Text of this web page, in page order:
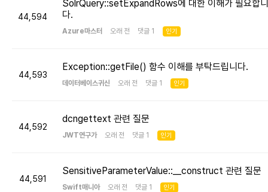
44,594
SolrQuery::setExpandRows에 대한 이해가 필요합니
다.
Azure마스터 오래 전 댓글 1 인기
44,593
Exception::getFile() 함수 이해를 부탁드립니다.
데이터베이스귀신 오래 전 댓글 1 인기
44,592
dcngettext 관련 질문
JWT연구가 오래 전 댓글 1 인기
44,591
SensitiveParameterValue::__construct 관련 질문
Swift매니아 오래 전 댓글 1 인기